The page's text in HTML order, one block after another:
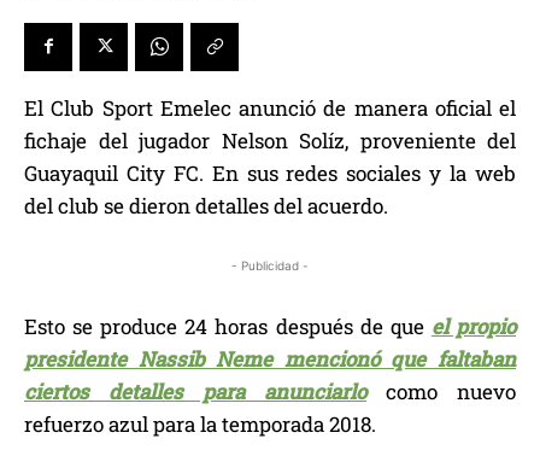
El Club Sport Emelec anunció de manera oficial el
fichaje del jugador Nelson Solíz, proveniente del
Guayaquil City FC. En sus redes sociales y la web
del club se dieron detalles del acuerdo.
- Publicidad -
Esto se produce 24 horas después de que el propio
presidente Nassib Neme mencionó que faltaban
ciertos detalles para anunciarlocomo nuevo
refuerzo azul para la temporada 2018.